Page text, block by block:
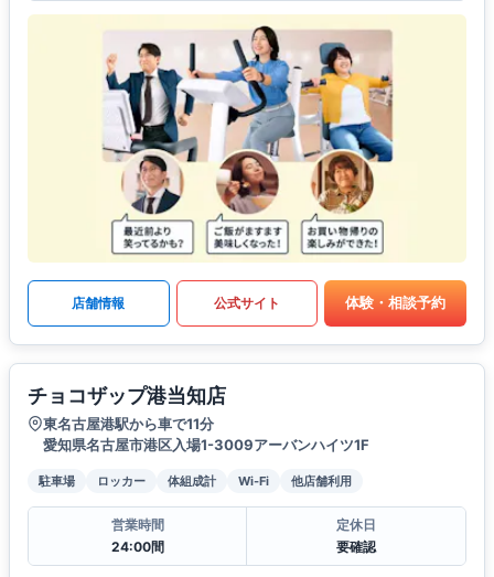
店舗情報 公式サイト 体験・相談予約
チョコザップ港当知店
東名古屋港駅から車で11分
愛知県名古屋市港区入場1-3009アーバンハイツ1F
駐車場 ロッカー 体組成計 Wi-Fi 他店舗利用
営業時間
24:00間
定休日
要確認